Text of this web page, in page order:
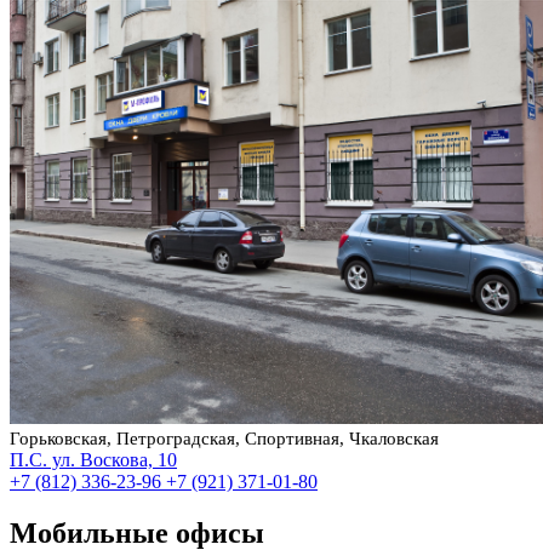
Горьковская, Петроградская, Спортивная, Чкаловская
П.С. ул. Воскова, 10
+7 (812) 336-23-96 +7 (921) 371-01-80
Мобильные офисы